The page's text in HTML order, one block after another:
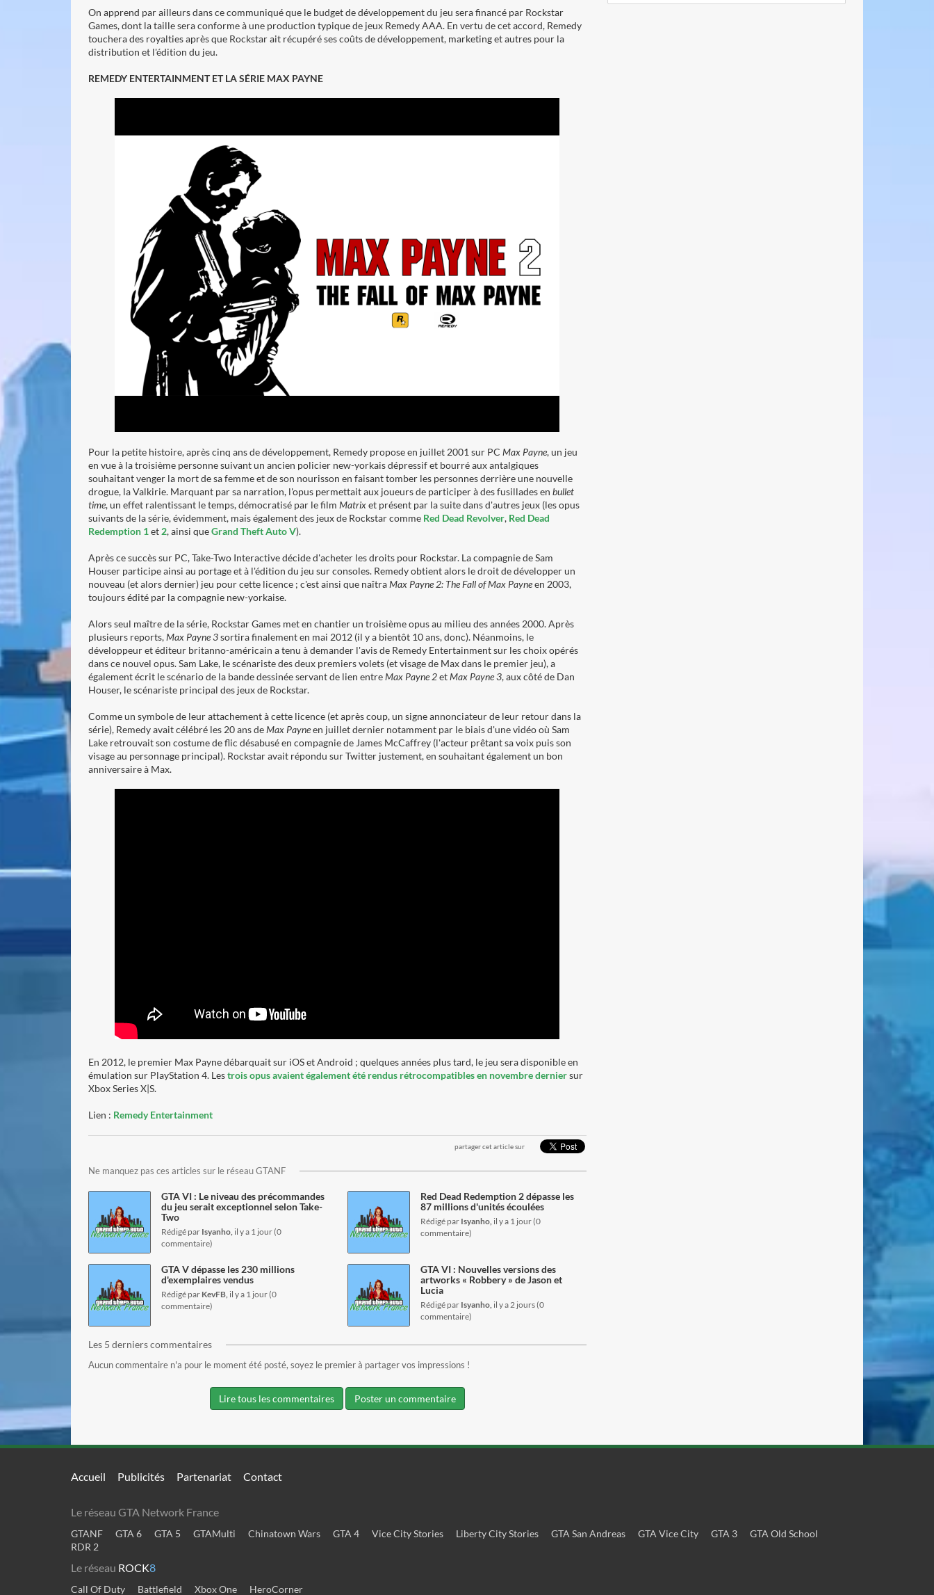
On apprend par ailleurs dans ce communiqué que le budget de développement du jeu sera financé par Rockstar
Games, dont la taille sera conforme à une production typique de jeux Remedy AAA. En vertu de cet accord, Remedy
touchera des royalties après que Rockstar ait récupéré ses coûts de développement, marketing et autres pour la
distribution et l'édition du jeu.
REMEDY ENTERTAINMENT ET LA SÉRIE MAX PAYNE
Pour la petite histoire, après cinq ans de développement, Remedy propose en juillet 2001 sur PC Max Payne, un jeu
en vue à la troisième personne suivant un ancien policier new-yorkais dépressif et bourré aux antalgiques
souhaitant venger la mort de sa femme et de son nourisson en faisant tomber les personnes derrière une nouvelle
drogue, la Valkirie. Marquant par sa narration, l'opus permettait aux joueurs de participer à des fusillades en bullet
time, un effet ralentissant le temps, démocratisé par le film Matrixet présent par la suite dans d'autres jeux (les opus
suivants de la série, évidemment, mais également des jeux de Rockstar comme Red Dead Revolver, Red Dead
Redemption 1et 2, ainsi queGrand Theft Auto V).
Après ce succès sur PC, Take-Two Interactive décide d'acheter les droits pour Rockstar. La compagnie de Sam
Houser participe ainsi au portage et à l'édition du jeu sur consoles. Remedy obtient alors le droit de développer un
nouveau (et alors dernier) jeu pour cette licence ; c'est ainsi que naîtraMax Payne 2: The Fall of Max Payneen 2003,
toujours édité par la compagnie new-yorkaise.
Alors seul maître de la série, Rockstar Games met en chantier un troisième opus au milieu des années 2000. Après
plusieurs reports,Max Payne 3sortira finalement en mai 2012 (il y a bientôt 10 ans, donc). Néanmoins, le
développeur et éditeur britanno-américain a tenu à demander l'avis de Remedy Entertainment sur les choix opérés
dans ce nouvel opus. Sam Lake, le scénariste des deux premiers volets (et visage de Max dans le premier jeu), a
également écrit le scénario de la bande dessinée servant de lien entreMax Payne 2etMax Payne 3, aux côté de Dan
Houser, le scénariste principal des jeux de Rockstar.
Comme un symbole de leur attachement à cette licence (et après coup, un signe annonciateur de leur retour dans la
série), Remedy avait célébré les 20 ans deMax Payneen juillet dernier notamment par le biais d'une vidéo où Sam
Lake retrouvait son costume de flic désabusé en compagnie de James McCaffrey (l'acteur prêtant sa voix puis son
visage au personnage principal). Rockstar avait répondu sur Twitter justement, en souhaitant également un bon
anniversaire à Max.
En 2012, le premier Max Payne débarquait sur iOS et Android ; quelques années plus tard, le jeu sera disponible en
émulation sur PlayStation 4. Lestrois opus avaient également été rendus rétrocompatibles en novembre derniersur
Xbox Series X|S.
Lien : Remedy Entertainment
partager cet article sur
Ne manquez pas ces articles sur le réseau GTANF
lire l'article
GTA VI : Le niveau des précommandes
du jeu serait exceptionnel selon Take-
Two
Rédigé par Isyanho, il y a 1 jour (0
commentaire)
lire l'article
Red Dead Redemption 2 dépasse les
87 millions d'unités écoulées
Rédigé par Isyanho, il y a 1 jour (0
commentaire)
lire l'article
GTA V dépasse les 230 millions
d'exemplaires vendus
Rédigé par KevFB, il y a 1 jour (0
commentaire)
lire l'article
GTA VI : Nouvelles versions des
artworks « Robbery » de Jason et
Lucia
Rédigé par Isyanho, il y a 2 jours (0
commentaire)
Les 5 derniers commentaires
Aucun commentaire n'a pour le moment été posté, soyez le premier à partager vos impressions !
Lire tous les commentaires Poster un commentaire
Accueil Publicités Partenariat Contact
Le réseau GTA Network France
GTANF GTA 6 GTA 5 GTAMulti Chinatown Wars GTA 4 Vice City Stories Liberty City Stories GTA San Andreas GTA Vice City GTA 3
GTA Old School
RDR 2
Le réseau ROCK8
Call Of Duty Battlefield Xbox One HeroCorner